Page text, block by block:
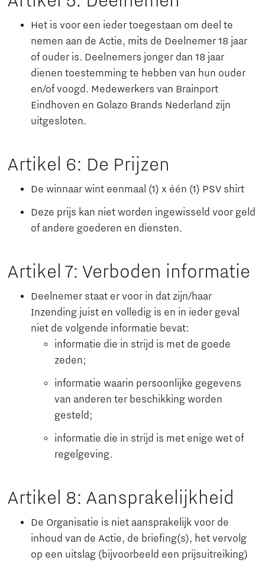
Het is voor een ieder toegestaan om deel te
nemen aan de Actie, mits de Deelnemer 18 jaar
of ouder is. Deelnemers jonger dan 18 jaar
dienen toestemming te hebben van hun ouder
en/of voogd. Medewerkers van Brainport
Eindhoven en Golazo Brands Nederland zijn
uitgesloten.
Artikel 6: De Prijzen
De winnaar wint eenmaal (1) x één (1) PSV shirt
Deze prijs kan niet worden ingewisseld voor geld
of andere goederen en diensten.
Artikel 7: Verboden informatie
Deelnemer staat er voor in dat zijn/haar
Inzending juist en volledig is en in ieder geval
niet de volgende informatie bevat:
informatie die in strijd is met de goede
zeden;
informatie waarin persoonlijke gegevens
van anderen ter beschikking worden
gesteld;
informatie die in strijd is met enige wet of
regelgeving.
Artikel 8: Aansprakelijkheid
De Organisatie is niet aansprakelijk voor de
inhoud van de Actie, de briefing(s), het vervolg
op een uitslag (bijvoorbeeld een prijsuitreiking)